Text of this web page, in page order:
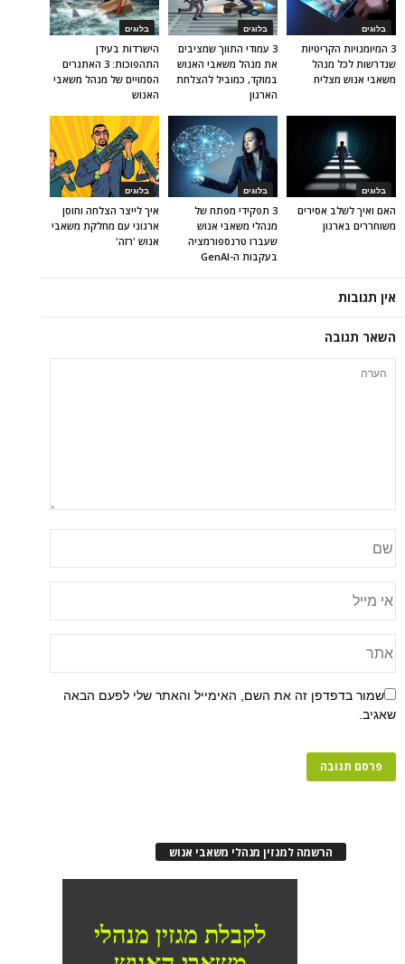
בלוגים
הישרדות בעידן
התהפוכות: 3 האתגרים
הסמויים של מנהל משאבי
האנוש
בלוגים
3 עמודי התווך שמציבים
את מנהל משאבי האנוש
במוקד, כמוביל להצלחת
הארגון
בלוגים
3 המיומנויות הקריטיות
שנדרשות לכל מנהל
משאבי אנוש מצליח
בלוגים
איך לייצר הצלחה וחוסן
ארגוני עם מחלקת משאבי
אנוש 'רזה'
בלוגים
3 תפקידי מפתח של
מנהלי משאבי אנוש
שעברו טרנספורמציה
בעקבות ה-GenAI
בלוגים
האם ואיך לשלב אסירים
משוחררים בארגון
אין תגובות
השאר תגובה
שמור בדפדפן זה את השם, האימייל והאתר שלי לפעם הבאה
שאגיב.
הרשמה למגזין מנהלי משאבי אנוש